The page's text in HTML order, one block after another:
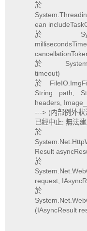
於
ean
於
於
timeout)
於
String path,
headers,
---> (內部例外狀
已經中止: 無法
於
Result
於
request,
於
(IAsyncResult